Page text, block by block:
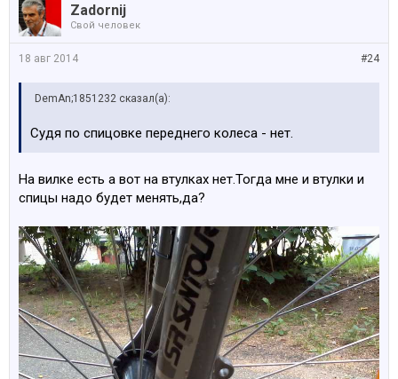
Zadornij
Свой человек
#24
18 авг 2014
DemAn;1851232 сказал(а):
Судя по спицовке переднего колеса - нет.
На вилке есть а вот на втулках нет.Тогда мне и втулки и
спицы надо будет менять,да?